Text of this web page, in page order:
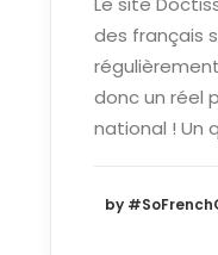
des français
donc un réel
national ! Un
by